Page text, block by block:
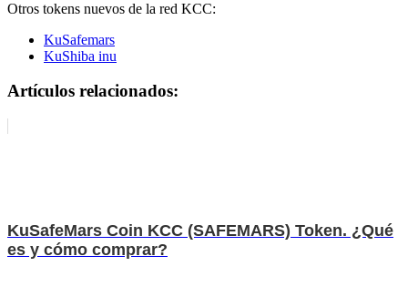
Otros tokens nuevos de la red KCC:
KuSafemars
KuShiba inu
Artículos relacionados:
KuSafeMars Coin KCC (SAFEMARS) Token. ¿Qué
es y cómo comprar?